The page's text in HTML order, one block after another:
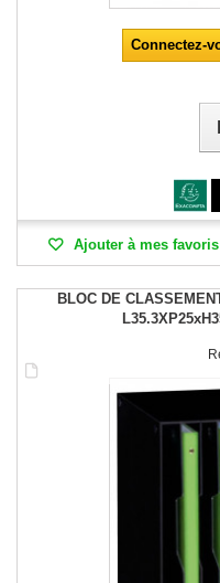
Connectez-
Ajouter à mes favoris
BLOC DE